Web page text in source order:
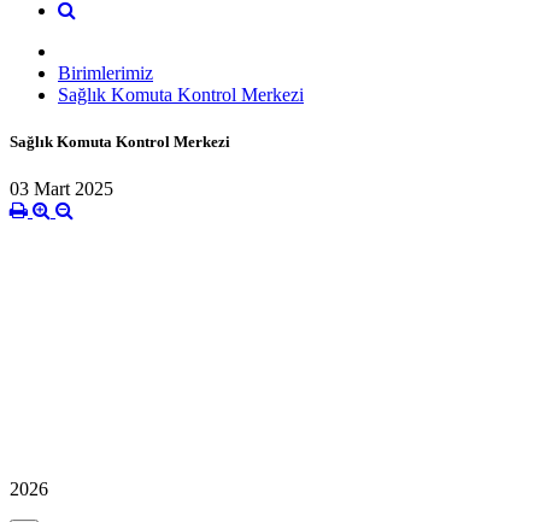
Birimlerimiz
Sağlık Komuta Kontrol Merkezi
Sağlık Komuta Kontrol Merkezi
03 Mart 2025
2026